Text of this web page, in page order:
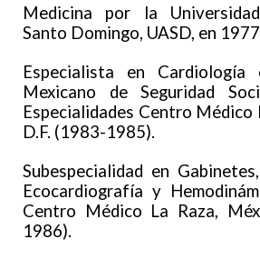
Medicina por la
Santo Domingo, UASD, en
Especialista en
Mexicano de Seguridad
Especialidades Centro Médico
D.F. (1983-1985).
Subespecialidad en
Ecocardiografía y
Centro Médico La Raza,
1986).